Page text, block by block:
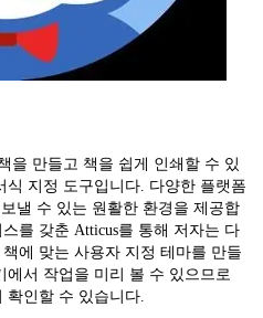
을 만들고 책을 쉽게 인쇄할 수 있
식 지정 도구입니다. 다양한 플랫폼
낼 수 있는 원활한 환경을 제공합
를 갖춘 Atticus를 통해 저자는 다
에 맞는 사용자 지정 테마를 만들
서 작업을 미리 볼 수 있으므로
인할 수 있습니다.